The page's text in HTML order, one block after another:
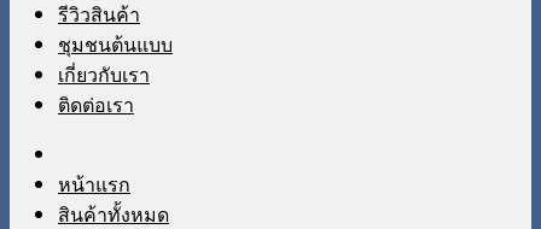
รีวิวสินค้า
ชุมชนต้นแบบ
เกี่ยวกับเรา
ติดต่อเรา
หน้าแรก
สินค้าทั้งหมด